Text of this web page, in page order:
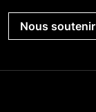
Nous soutenir